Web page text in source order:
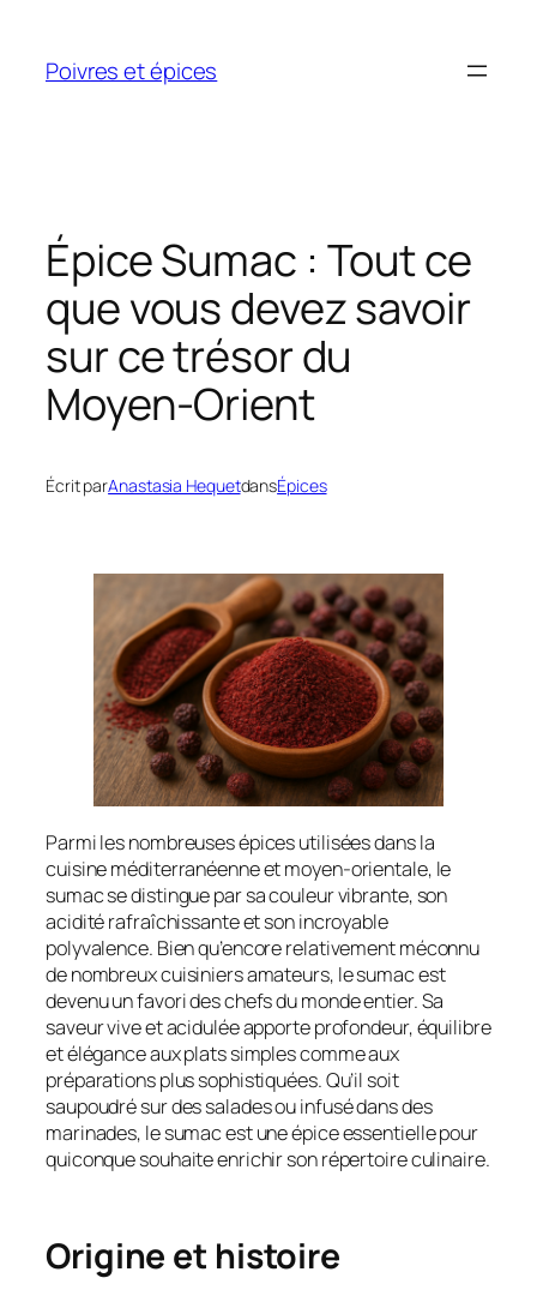
contenu
Poivres et épices
Épice Sumac : Tout ce
que vous devez savoir
sur ce trésor du
Moyen-Orient
Écrit parAnastasia HequetdansÉpices
Parmi les nombreuses épices utilisées dans la
cuisine méditerranéenne et moyen-orientale, le
sumac se distingue par sa couleur vibrante, son
acidité rafraîchissante et son incroyable
polyvalence. Bien qu’encore relativement méconnu
de nombreux cuisiniers amateurs, le sumac est
devenu un favori des chefs du monde entier. Sa
saveur vive et acidulée apporte profondeur, équilibre
et élégance aux plats simples comme aux
préparations plus sophistiquées. Qu’il soit
saupoudré sur des salades ou infusé dans des
marinades, le sumac est une épice essentielle pour
quiconque souhaite enrichir son répertoire culinaire.
Origine et histoire